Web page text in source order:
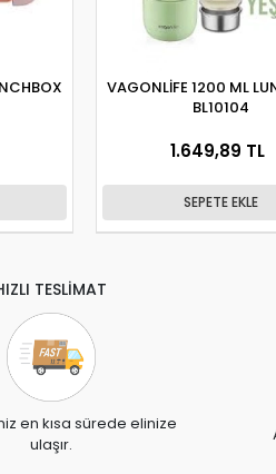
VAGONLİFE 1200 ML
BL10104
1.649,89 TL
SEPETE EKLE
TESLİMAT
en kısa sürede elinize
ulaşır.